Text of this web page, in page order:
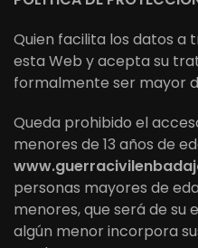
Quien facilita los datos a
esta Web y acepta su
formalmente ser mayor
Queda prohibido el
menores de 13 años de
personas mayores de
menores, que será de su
algún menor incorpora